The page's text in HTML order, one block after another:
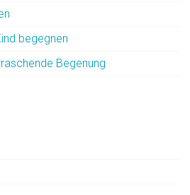
begegnen
Begenung